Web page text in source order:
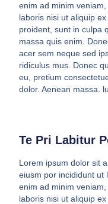
enim ad minim
laboris nisi ut aliquip
proident, sunt in culpa
massa quis enim.
acer sem neque sed
ridiculus mus. Donec
eu, pretium
dolor. Aenean massa.
Te Pri Labitur
Lorem ipsum dolor sit
eiusm por incididunt ut
enim ad minim
laboris nisi ut aliquip